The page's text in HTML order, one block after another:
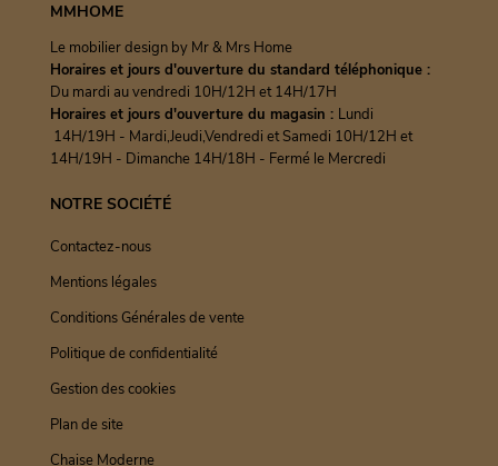
MMHOME
Le mobilier design by Mr & Mrs Home
Horaires et jours d'ouverture du standard téléphonique :
Du mardi au vendredi 10H/12H et 14H/17H
Horaires et jours d'ouverture du magasin : Lundi
14H/19H - Mardi,Jeudi,Vendredi et Samedi 10H/12H et
14H/19H - Dimanche 14H/18H - Fermé le Mercredi
NOTRE SOCIÉTÉ
Contactez-nous
Mentions légales
Conditions Générales de vente
Politique de confidentialité
Gestion des cookies
Plan de site
Chaise Moderne